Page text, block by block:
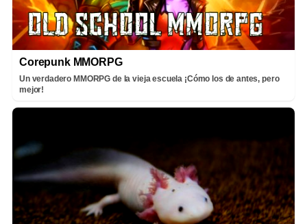
Corepunk MMORPG
Un verdadero MMORPG de la vieja escuela ¡Cómo los de antes, pero
mejor!